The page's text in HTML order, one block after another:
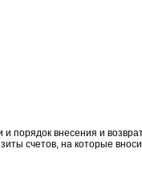
и порядок внесения и
счетов, на которые